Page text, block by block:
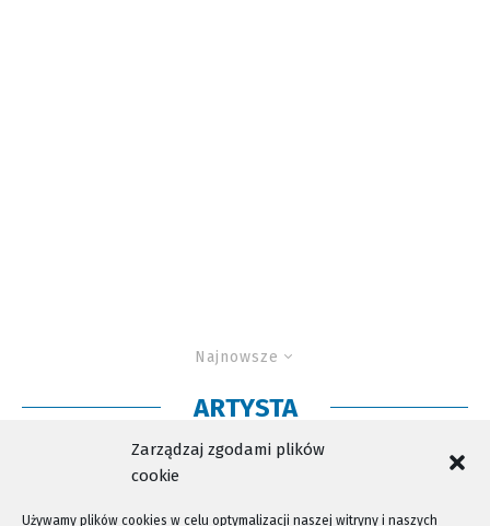
Zarządzaj zgodami plików
cookie
Używamy plików cookies w celu optymalizacji naszej witryny i naszych
Najnowsze
ARTYSTA
Muzeum apeluje do Sądeczan